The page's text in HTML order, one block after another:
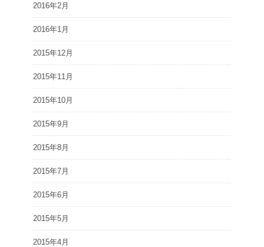
2016年2月
2016年1月
2015年12月
2015年11月
2015年10月
2015年9月
2015年8月
2015年7月
2015年6月
2015年5月
2015年4月